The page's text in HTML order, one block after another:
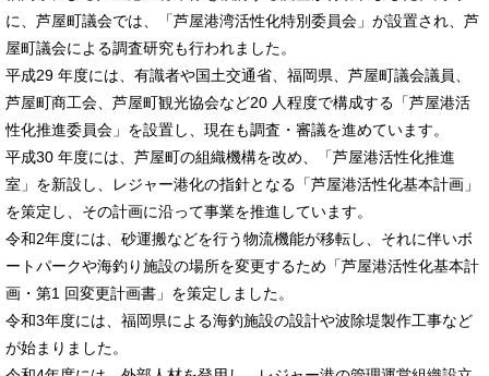
に、芦屋町議会では、「芦屋港湾活性化特別委員会」が設置され、芦
屋町議会による調査研究も行われました。
平成29 年度には、有識者や国土交通省、福岡県、芦屋町議会議員、
芦屋町商工会、芦屋町観光協会など20 人程度で構成する「芦屋港活
性化推進委員会」を設置し、現在も調査・審議を進めています。
平成30 年度には、芦屋町の組織機構を改め、「芦屋港活性化推進
室」を新設し、レジャー港化の指針となる「芦屋港活性化基本計画」
を策定し、その計画に沿って事業を推進しています。
令和2年度には、砂運搬などを行う物流機能が移転し、それに伴いボ
ートパークや海釣り施設の場所を変更するため「芦屋港活性化基本計
画・第1 回変更計画書」を策定しました。
令和3年度には、福岡県による海釣施設の設計や波除堤製作工事など
が始まりました。